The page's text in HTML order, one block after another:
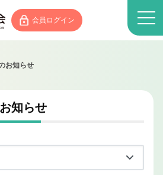
会員ログイン
お知らせ
知らせ